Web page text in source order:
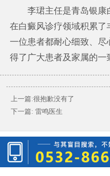
李珺主任是青岛银康
在白癜风诊疗领域积累
一位患者都耐心细致、
得了广大患者及家属的一
上一篇:很抱歉没有了
下一篇: 雷鸣医生